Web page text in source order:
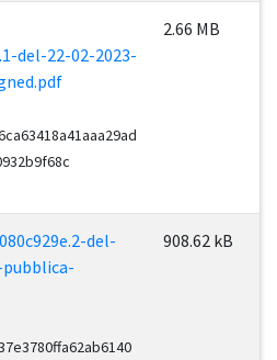
del-22-02-2023-
2.66 MB
del-
908.62 kB